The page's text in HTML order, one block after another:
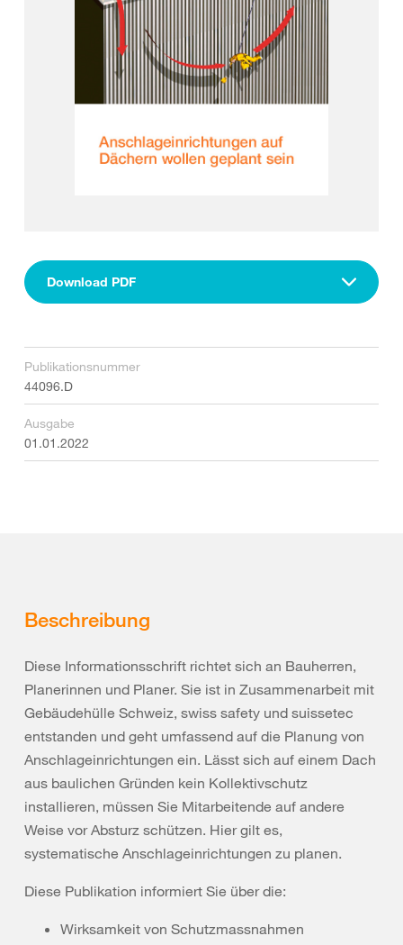
Download PDF
Publikationsnummer
44096.D
Ausgabe
01.01.2022
Beschreibung
Diese Informationsschrift richtet sich an Bauherren,
Planerinnen und Planer. Sie ist in Zusammenarbeit mit
Gebäudehülle Schweiz, swiss safety und suissetec
entstanden und geht umfassend auf die Planung von
Anschlageinrichtungen ein. Lässt sich auf einem Dach
aus baulichen Gründen kein Kollektivschutz
installieren, müssen Sie Mitarbeitende auf andere
Weise vor Absturz schützen. Hier gilt es,
systematische Anschlageinrichtungen zu planen.
Diese Publikation informiert Sie über die:
Wirksamkeit von Schutzmassnahmen